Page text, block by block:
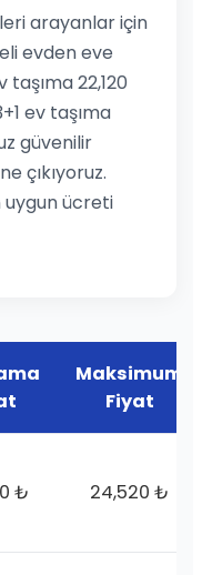
arayanlar için
evden eve
taşıma 22,120
ev taşıma
güvenilir
çıkıyoruz.
uygun ücreti
Maksimum
Fiyat
₺ 24,520 ₺